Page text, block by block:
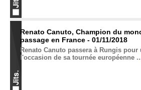
Renato Canuto, Champion du
passage en France - 01/11/2018
Renato Canuto passera à Rungis pour
l'occasion de sa tournée européenne